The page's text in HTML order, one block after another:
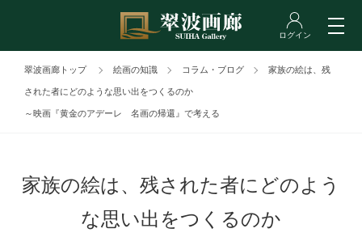
翠波画廊トップ 絵画の知識 コラム・ブログ 家族の絵は、残
された者にどのような思い出をつくるのか
～映画『黄金のアデーレ 名画の帰還』で考える
家族の絵は、残された者にどのよう
な思い出をつくるのか